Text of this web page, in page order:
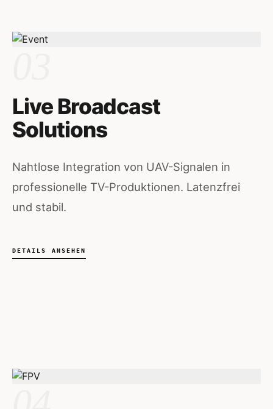
Live Broadcast
Solutions
Nahtlose Integration von UAV-Signalen in
professionelle TV-Produktionen. Latenzfrei
und stabil.
DETAILS ANSEHEN